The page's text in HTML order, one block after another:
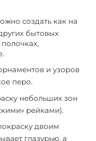
создать как на
бытовых
и узоров
перо.
небольших зон
рейками).
двоим
глазурью, а